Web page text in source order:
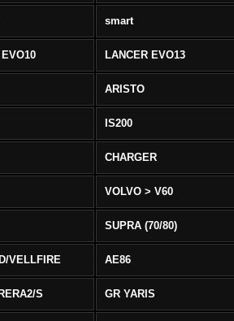
smart
LANCER EVO13
ARISTO
IS200
CHARGER
VOLVO > V60
SUPRA (70/80)
VELLFIRE AE86
S GR YARIS